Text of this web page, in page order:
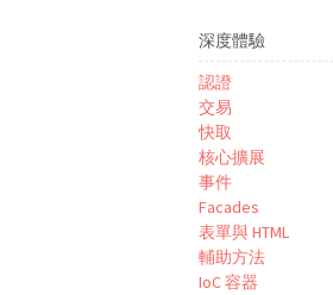
深度體驗
認證
交易
快取
核心擴展
事件
Facades
表單與 HTML
輔助方法
IoC 容器